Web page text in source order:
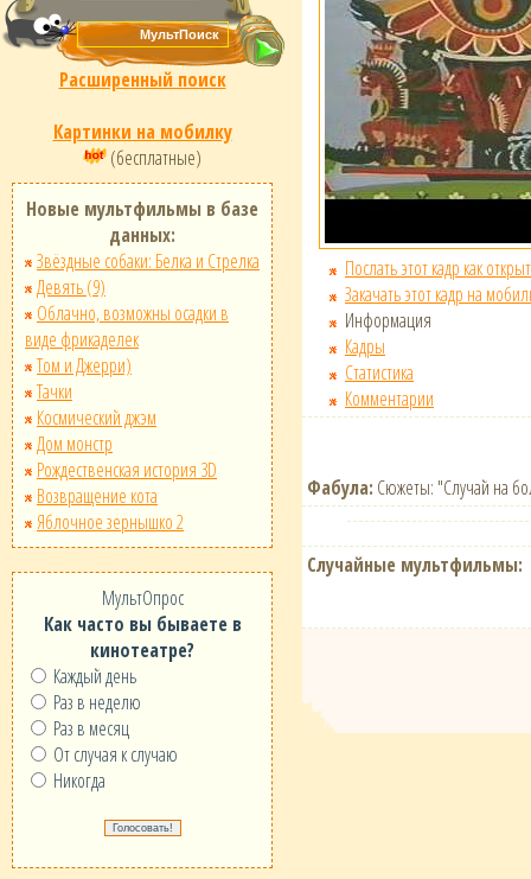
Расширенный поиск
Картинки на мобилку
(бесплатные)
Новые мультфильмы в базе
данных:
Звёздные собаки: Белка и Стрелка
Девять (9)
Облачно, возможны осадки в
виде фрикаделек
Том и Джерри)
Тачки
Космический джэм
Дом монстр
Рождественская история 3D
Возвращение кота
Яблочное зернышко 2
МультОпрос
Как часто вы бываете в
кинотеатре?
Каждый день
Раз в неделю
Раз в месяц
От случая к случаю
Никогда
Послать этот кадр как
Закачать этот кадр на
Информация
Кадры
Статистика
Комментарии
Фабула: Сюжеты: "Случай на
Случайные мультфильмы: